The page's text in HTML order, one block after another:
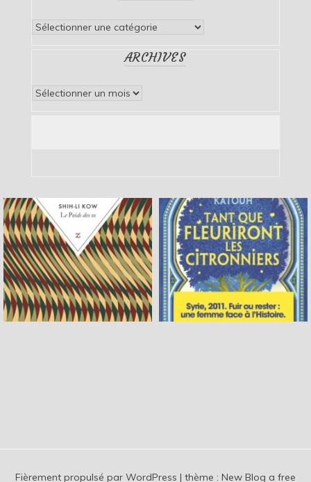
Catégories
ARCHIVES
Archives
Fièrement propulsé par WordPress | thème : New Blog a free